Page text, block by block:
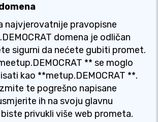
najvjerovatnije pravopisne
domena je odličan
sigurni da nećete gubiti promet.
** se moglo
kao **metup.DEMOCRAT **.
te pogrešno napisane
ih na svoju glavnu
privukli više web prometa.